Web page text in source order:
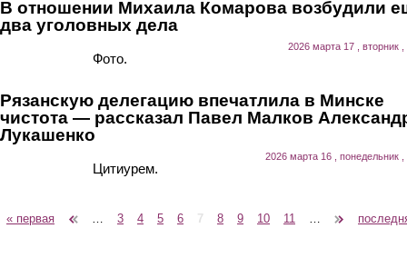
В отношении Михаила Комарова возбудили
два уголовных дела
2026 марта 17 , вторник ,
Фото.
Рязанскую делегацию впечатлила в Минске
чистота — рассказал Павел Малков
Лукашенко
2026 марта 16 , понедельник ,
Цитиурем.
Страницы
« первая 3 4 5 6 7 8 9 10 11